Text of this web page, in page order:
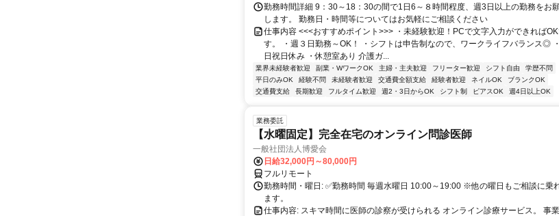
勤務時間詳細 9：30～18：30の間で1日6～８時間程度、週3日以上の勤務をお
します。 勤務日・時間等についてはお気軽にご相談ください
仕事内容 <<<おすすめポイント>>> ・未経験歓迎！PCで文字入力ができれば
す。 ・週３日勤務～OK！ ・シフトは申告制なので、ワークライフバランス◎
日祝日休み ・休憩室あり 介護ガ...
業界未経験者歓迎 副業・WワークOK 主婦・主夫歓迎 フリーター歓迎 シフト自由
学歴不問
平日のみOK
経験不問 未経験者歓迎 交通費全額支給 経験者歓迎 ネイルOK
ブランクOK
交通費支給
長期歓迎 フルタイム歓迎 週2・3日からOK シフト制 ピアスOK 週4日以上OK
業務委託
【水曜固定】完全在宅のオンライン問診医師
一般社団法人博愛会
日給32,000円～80,000円
フルリモート
勤務時間・曜日: ✅勤務時間 毎週水曜日 10:00～19:00 ※他の曜日もご相談に乗
ます。
仕事内容: スキマ時間に医師の診察が受けられる オンライン診療サービス。 事